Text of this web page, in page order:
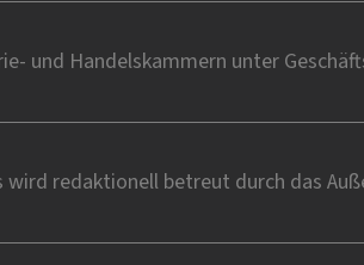
und Handelskammern unter
wird redaktionell betreut durch das